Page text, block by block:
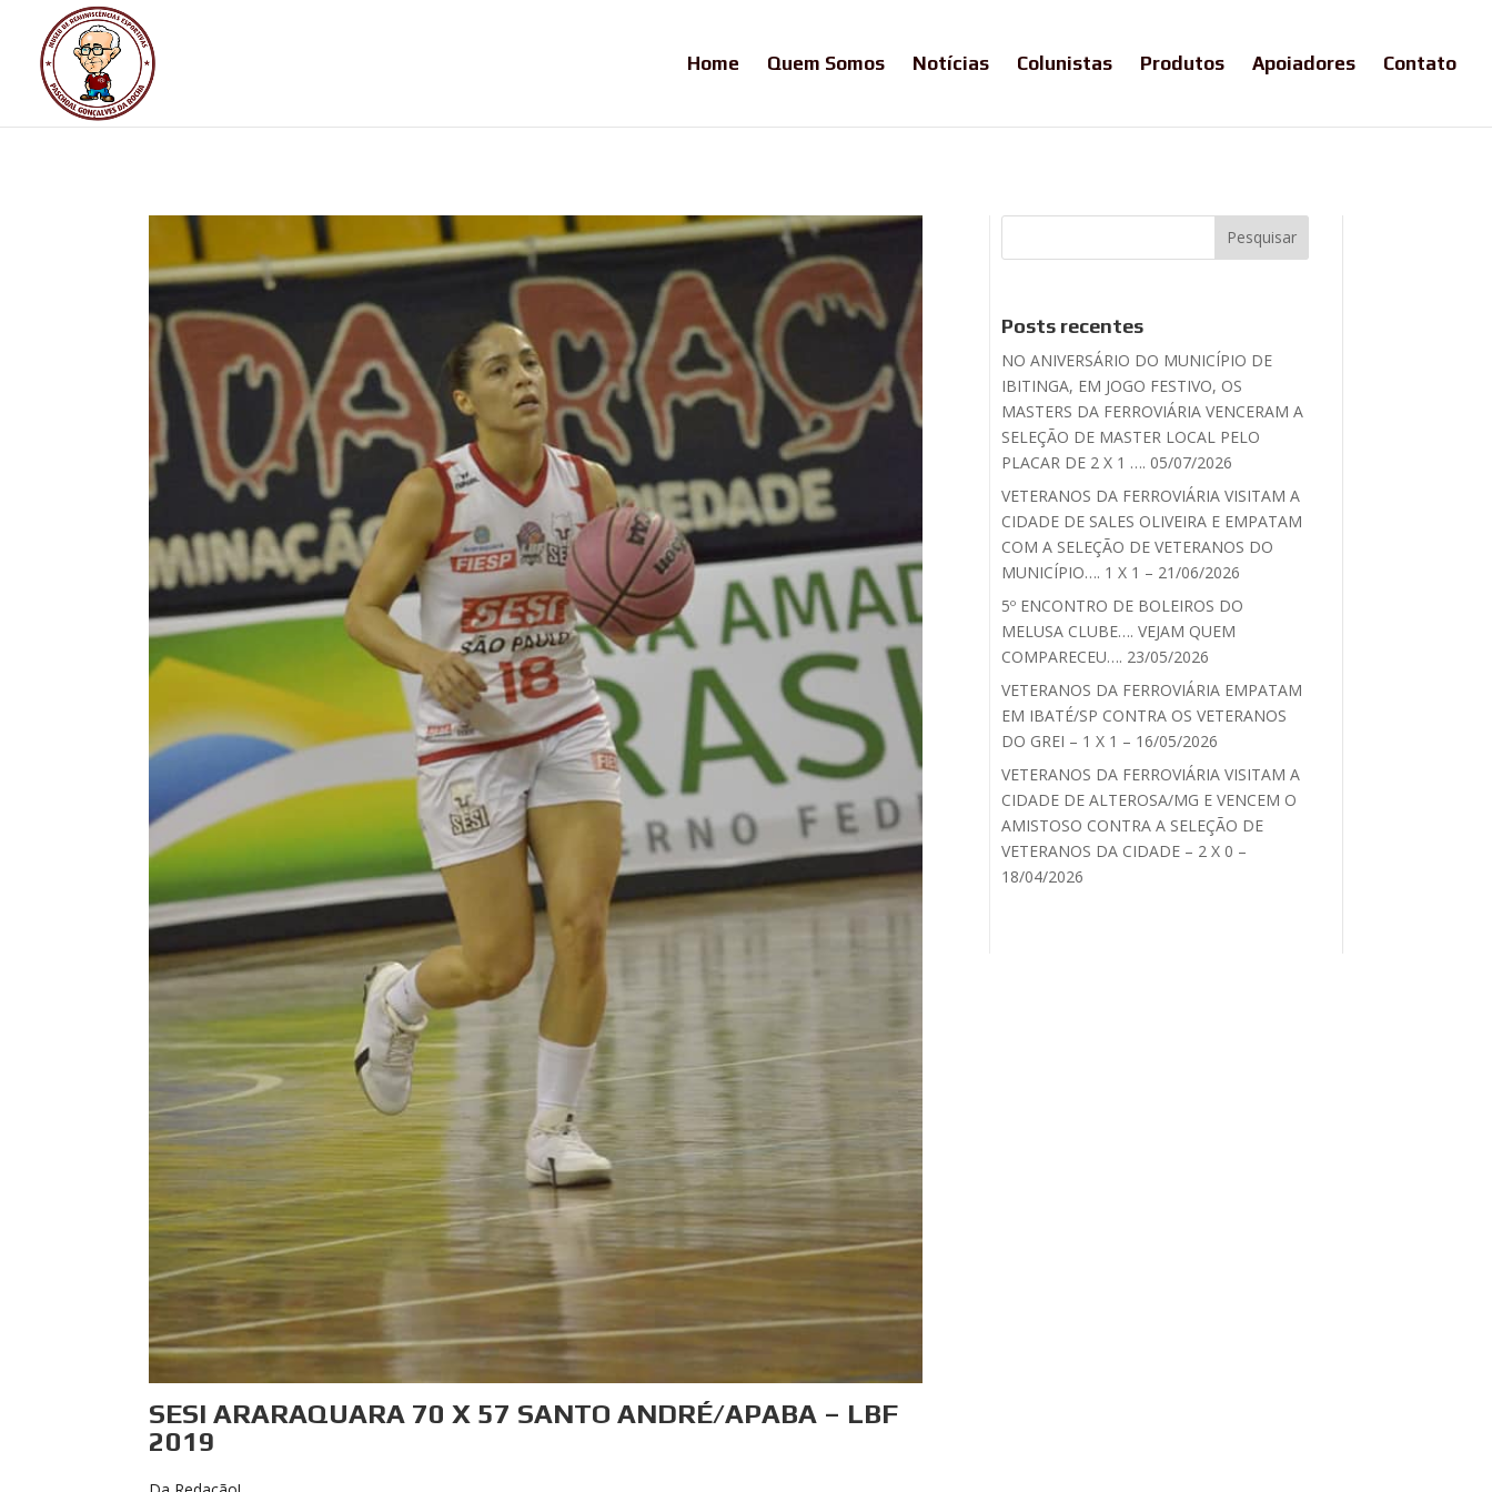
Home Quem Somos Notícias Colunistas Produtos Apoiadores Contato
SESI ARARAQUARA 70 X 57 SANTO ANDRÉ/APABA – LBF
2019
Posts recentes
NO ANIVERSÁRIO DO MUNICÍPIO DE
IBITINGA, EM JOGO FESTIVO, OS
MASTERS DA FERROVIÁRIA VENCERAM A
SELEÇÃO DE MASTER LOCAL PELO
PLACAR DE 2 X 1 …. 05/07/2026
VETERANOS DA FERROVIÁRIA VISITAM A
CIDADE DE SALES OLIVEIRA E EMPATAM
COM A SELEÇÃO DE VETERANOS DO
MUNICÍPIO…. 1 X 1 – 21/06/2026
5º ENCONTRO DE BOLEIROS DO
MELUSA CLUBE…. VEJAM QUEM
COMPARECEU…. 23/05/2026
VETERANOS DA FERROVIÁRIA EMPATAM
EM IBATÉ/SP CONTRA OS VETERANOS
DO GREI – 1 X 1 – 16/05/2026
VETERANOS DA FERROVIÁRIA VISITAM A
CIDADE DE ALTEROSA/MG E VENCEM O
AMISTOSO CONTRA A SELEÇÃO DE
VETERANOS DA CIDADE – 2 X 0 –
18/04/2026